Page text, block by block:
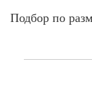
Подбор по